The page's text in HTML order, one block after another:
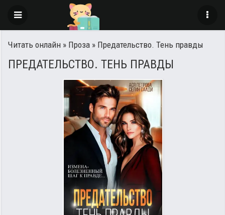
Читать онлайн » Проза » Предательство. Тень правды
ПРЕДАТЕЛЬСТВО. ТЕНЬ ПРАВДЫ